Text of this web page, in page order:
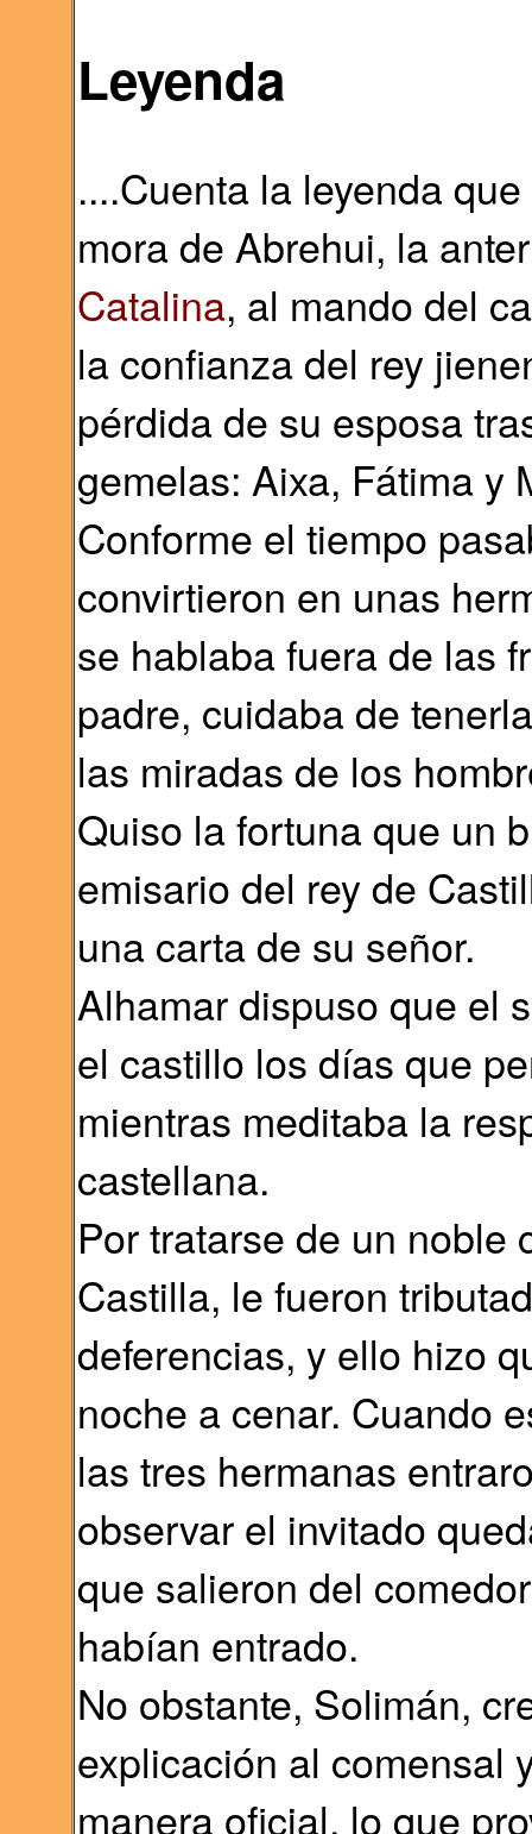
Leyenda
....Cuenta la leyenda
mora de Abrehui, la
Catalina, al mando del
la confianza del rey
pérdida de su esposa
gemelas: Aixa, Fátima y
Conforme el tiempo
convirtieron en unas
se hablaba fuera de las
padre, cuidaba de
las miradas de los
Quiso la fortuna que un
emisario del rey de
una carta de su señor.
Alhamar dispuso que el
el castillo los días que
mientras meditaba la
castellana.
Por tratarse de un noble
Castilla, le fueron
deferencias, y ello hizo
noche a cenar. Cuando
las tres hermanas
observar el invitado
que salieron del
habían entrado.
No obstante, Solimán,
explicación al comensal
manera oficial, lo que